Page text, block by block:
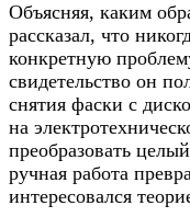
Объясняя, каким
рассказал, что
конкретную
свидетельство он
снятия фаски с
на
преобразовать
ручная работа
интересовался